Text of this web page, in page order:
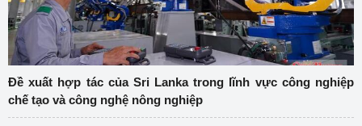
Đề xuất hợp tác của Sri Lanka trong lĩnh vực công nghiệp
chế tạo và công nghệ nông nghiệp